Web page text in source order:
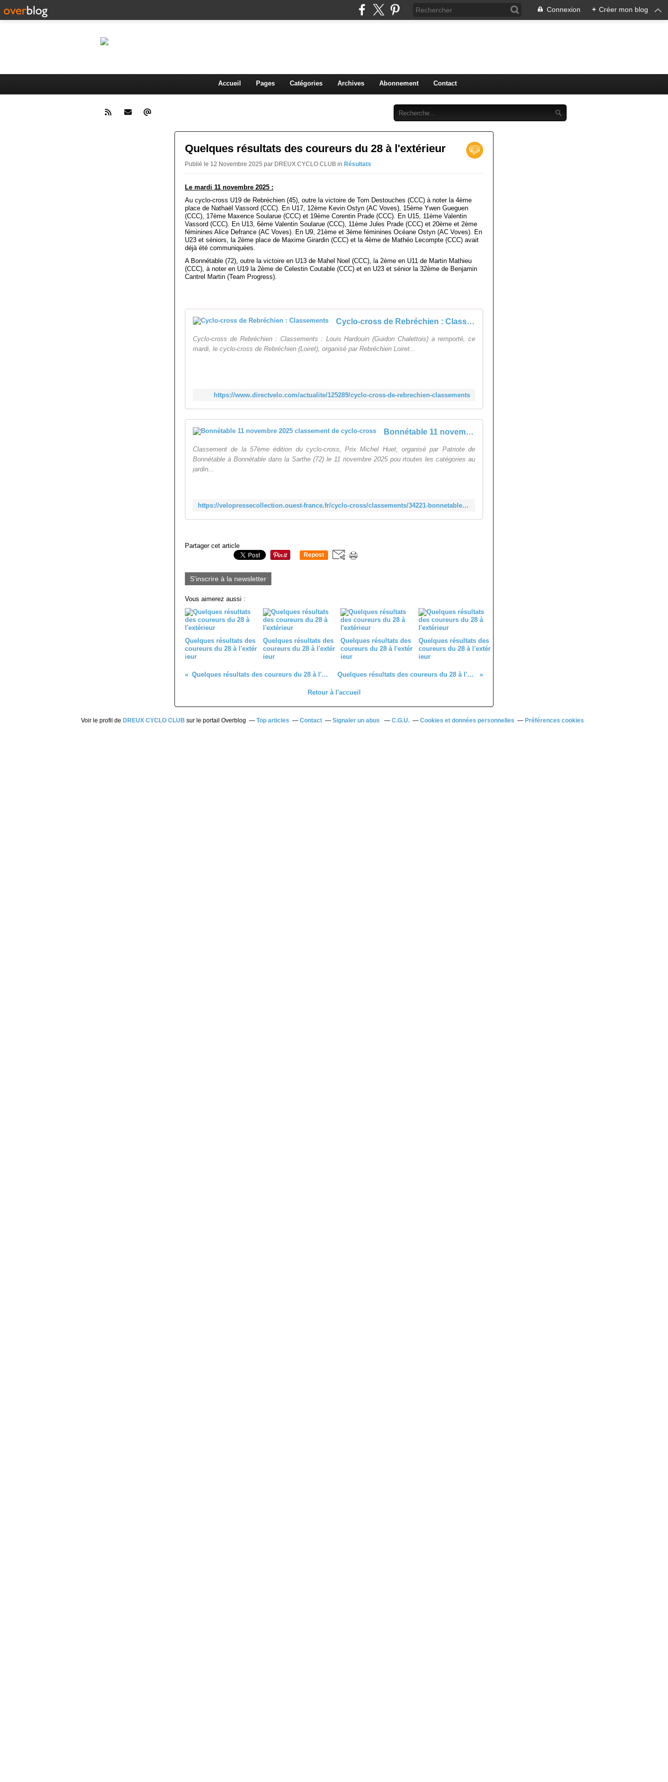
Connexion + Créer mon blog
Accueil Pages Catégories Archives Abonnement Contact
Quelques résultats des coureurs du 28 à l'extérieur
Publié le 12 Novembre 2025 par DREUX CYCLO CLUB in Résultats
Le mardi 11 novembre 2025 :
Au cyclo-cross U19 de Rebréchien (45), outre la victoire de Tom Destouches (CCC) à noter la 4ème
place de Nathaël Vassord (CCC). En U17, 12ème Kevin Ostyn (AC Voves), 15ème Ywen Gueguen
(CCC), 17ème Maxence Soularue (CCC) et 19ème Corentin Prade (CCC). En U15, 11ème Valentin
Vassord (CCC). En U13, 6ème Valentin Soularue (CCC), 11ème Jules Prade (CCC) et 20ème et 2ème
féminines Alice Defrance (AC Voves). En U9, 21ème et 3ème féminines Océane Ostyn (AC Voves). En
U23 et séniors, la 2ème place de Maxime Girardin (CCC) et la 4ème de Mathéo Lecompte (CCC) avait
déjà été communiquées.
A Bonnétable (72), outre la victoire en U13 de Mahel Noel (CCC), la 2ème en U11 de Martin Mathieu
(CCC), à noter en U19 la 2ème de Celestin Coutable (CCC) et en U23 et sénior la 32ème de Benjamin
Cantrel Martin (Team Progress).
Cyclo-cross de Rebréchien : Classements
Cyclo-cross de Rebréchien : Classements : Louis Hardouin (Guidon Chalettois) a remporté, ce
mardi, le cyclo-cross de Rebréchien (Loiret), organisé par Rebréchien Loiret...
https://www.directvelo.com/actualite/125289/cyclo-cross-de-rebrechien-classements
Bonnétable 11 novembre 2025 classement de cyclo-cross
Classement de la 57ème édition du cyclo-cross, Prix Michel Huet, organisé par Patriote de
Bonnétable à Bonnétable dans la Sarthe (72) le 11 novembre 2025 pou rtoutes les catégories au
jardin...
https://velopressecollection.ouest-france.fr/cyclo-cross/classements/34221-bonnetable-11-novembre-2025-classement-de-cyclo-cross.html
Partager cet article
Repost
S'inscrire à la newsletter
Vous aimerez aussi :
Quelques résultats des
coureurs du 28 à l'extér
ieur
Quelques résultats des
coureurs du 28 à l'extér
ieur
Quelques résultats des
coureurs du 28 à l'extér
ieur
Quelques résultats des
coureurs du 28 à l'extér
ieur
Quelques résultats des coureurs du 28 à l'extérieur Quelques résultats des coureurs du 28 à l'extérieur
Retour à l'accueil
Voir le profil de DREUX CYCLO CLUB sur le portail Overblog Top articles Contact Signaler un abus C.G.U. Cookies et données personnelles Préférences cookies